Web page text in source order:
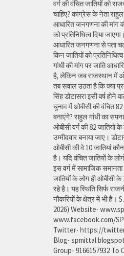
वर्ग की वंचित जातियों को
चाहिए? कांग्रेस के नेता
आधारित जनगणना की मांग
को प्रतिनिधित्व दिया
आधारित जनगणना से पता
किन जातियों को
गांधी की मांग पर जाति
है, लेकिन जब राजस्थान में
तब सवाल उठता है कि क्या
सिंह डोटासरा इसी वर्ष होने
चुनाव में ओबीसी की वंचित 82
बनाएंगे? राहुल गांधी का
ओबीसी वर्ग की 82 जातियों
उम्मीदवार बनाया जाए।
ओबीसी की वे 10 जातियां
है। यदि वंचित जातियों के
इस वर्ग में सामाजिक
जातियों के लोग ही ओबीसी
रहे है। यह स्थिति सिर्फ
नौकरियों के क्षेत्र में भी है।
2026) Website-
www.facebook.com/
Twitter- https://
Blog-
Group- 9166157932 To